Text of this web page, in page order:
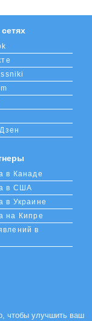
в Канаде
в США
в Украине
на Кипре
в
чтобы улучшить ваш